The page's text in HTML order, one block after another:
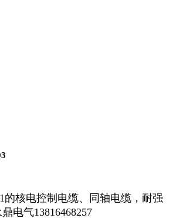
的核电控制电缆、同轴电缆，耐强
电气13816468257